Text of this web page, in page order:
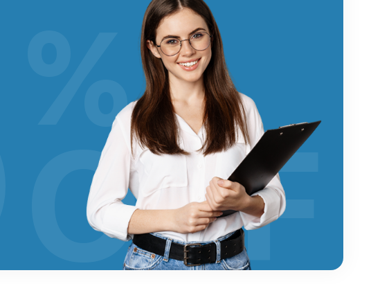
%
OFF